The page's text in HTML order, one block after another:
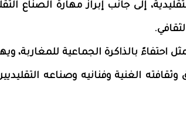
إلى جانب إبراز مهارة الصناع
حاجي إن "مملكة 12 قرنًا" يمثل احتفاءً بالذاكرة
الغنية وفنانيه وصناعه